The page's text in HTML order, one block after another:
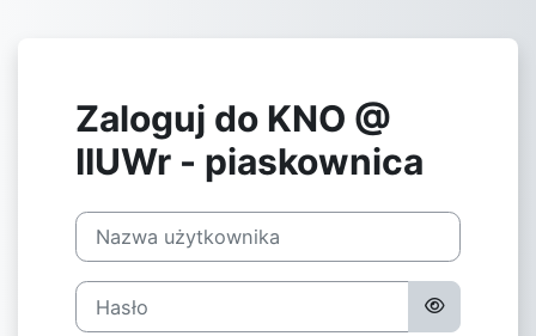
Zaloguj do KNO @
IIUWr - piaskownica
Nazwa użytkownika
Hasło